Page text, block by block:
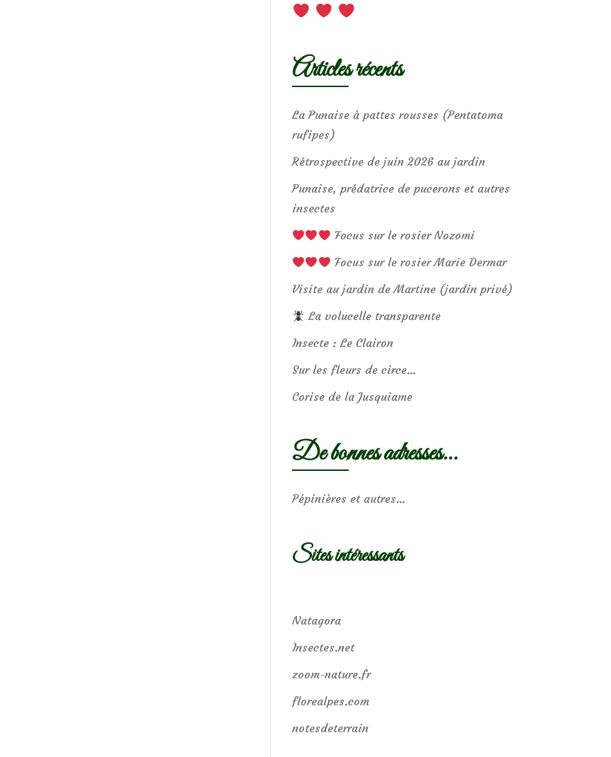
Articles récents
La Punaise à pattes rousses (Pentatoma
rufipes)
Rétrospective de juin 2026 au jardin
Punaise, prédatrice de pucerons et autres
insectes
Focus sur le rosier Nozomi
Focus sur le rosier Marie Dermar
Visite au jardin de Martine (jardin privé)
La volucelle transparente
Insecte : Le Clairon
Sur les fleurs de circe…
Corise de la Jusquiame
De bonnes adresses…
Pépinières et autres…
Sites intéressants
Natagora
Insectes.net
zoom-nature.fr
florealpes.com
notesdeterrain